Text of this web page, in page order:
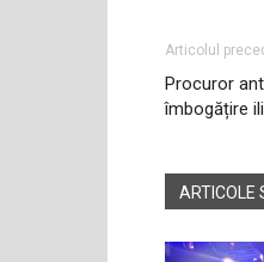
Articolul
Procuror
îmbogățire
ARTICOLE